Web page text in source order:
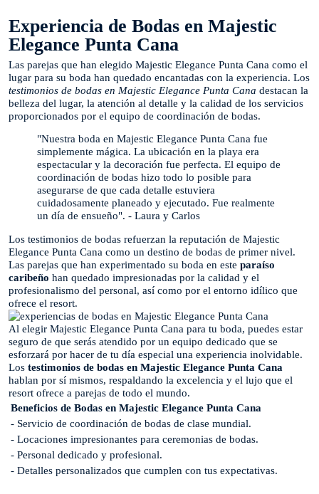
Experiencia de Bodas en Majestic
Elegance Punta Cana
Las parejas que han elegido Majestic Elegance Punta Cana como el
lugar para su boda han quedado encantadas con la experiencia. Los
testimonios de bodas en Majestic Elegance Punta Cana destacan la
belleza del lugar, la atención al detalle y la calidad de los servicios
proporcionados por el equipo de coordinación de bodas.
"Nuestra boda en Majestic Elegance Punta Cana fue
simplemente mágica. La ubicación en la playa era
espectacular y la decoración fue perfecta. El equipo de
coordinación de bodas hizo todo lo posible para
asegurarse de que cada detalle estuviera
cuidadosamente planeado y ejecutado. Fue realmente
un día de ensueño". - Laura y Carlos
Los testimonios de bodas refuerzan la reputación de Majestic
Elegance Punta Cana como un destino de bodas de primer nivel.
Las parejas que han experimentado su boda en este paraíso
caribeño han quedado impresionadas por la calidad y el
profesionalismo del personal, así como por el entorno idílico que
ofrece el resort.
Al elegir Majestic Elegance Punta Cana para tu boda, puedes estar
seguro de que serás atendido por un equipo dedicado que se
esforzará por hacer de tu día especial una experiencia inolvidable.
Los testimonios de bodas en Majestic Elegance Punta Cana
hablan por sí mismos, respaldando la excelencia y el lujo que el
resort ofrece a parejas de todo el mundo.
Beneficios de Bodas en Majestic Elegance Punta Cana
- Servicio de coordinación de bodas de clase mundial.
- Locaciones impresionantes para ceremonias de bodas.
- Personal dedicado y profesional.
- Detalles personalizados que cumplen con tus expectativas.